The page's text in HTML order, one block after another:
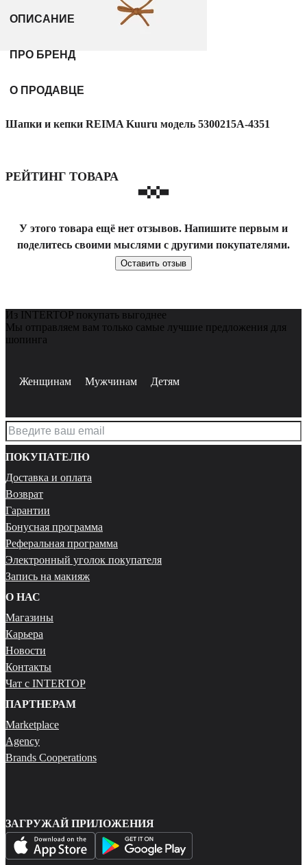
ОПИСАНИЕ
ПРО БРЕНД
О ПРОДАВЦЕ
Шапки и кепки REIMA Kuuru модель 5300215A-4351
РЕЙТИНГ ТОВАРА
У этого товара ещё нет отзывов. Напишите первым и
поделитесь своими мыслями с другими покупателями.
Оставить отзыв
Из INTERTOP покупать выгоднее
Мы отправляем вам только самые лучшие предложения для
шопинга
Женщинам Мужчинам Детям
ПОКУПАТЕЛЮ
Доставка и оплата
Возврат
Гарантии
Бонусная программа
Реферальная программа
Электронный уголок покупателя
Запись на макияж
О НАС
Магазины
Карьера
Новости
Контакты
Чат с INTERTOP
ПАРТНЕРАМ
Marketplace
Agency
Brands Cooperations
ЗАГРУЖАЙ ПРИЛОЖЕНИЯ